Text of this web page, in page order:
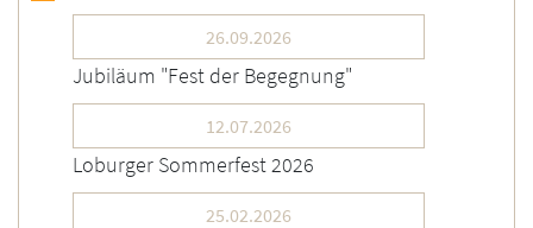
26.09.2026
Jubiläum "Fest der Begegnung"
12.07.2026
Loburger Sommerfest 2026
25.02.2026